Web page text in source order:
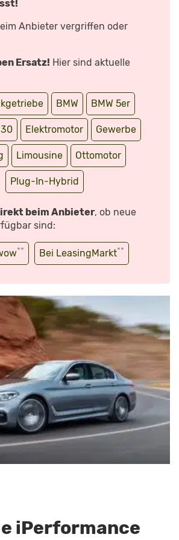
Anbieter vergriffen oder
Ersatz! Hier sind aktuelle
BMW BMW 5er
Elektromotor Gewerbe
Limousine Ottomotor
Plug-In-Hybrid
beim Anbieter, ob neue
sind:
** Bei LeasingMarkt**
iPerformance